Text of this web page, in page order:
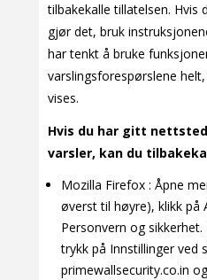
tilbakekalle tillatelsen. Hvis
gjør det, bruk
har tenkt å bruke
varslingsforespørslene
vises.
Hvis du har gitt
varsler, kan du
Mozilla Firefox : Åpne
øverst til høyre), klikk på
Personvern og
trykk på Innstillinger ved
primewallsecurity.co.in